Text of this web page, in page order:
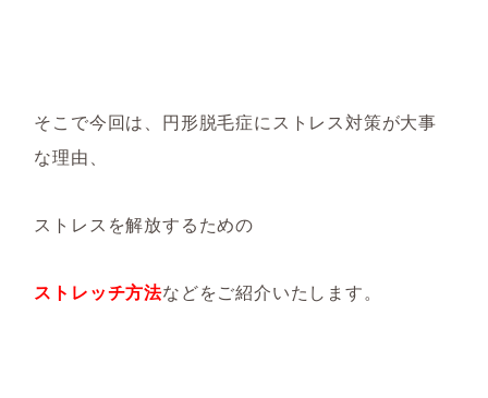
そこで今回は、円形脱毛症にストレス対策が大事
な理由、
ストレスを解放するための
ストレッチ方法などをご紹介いたします。